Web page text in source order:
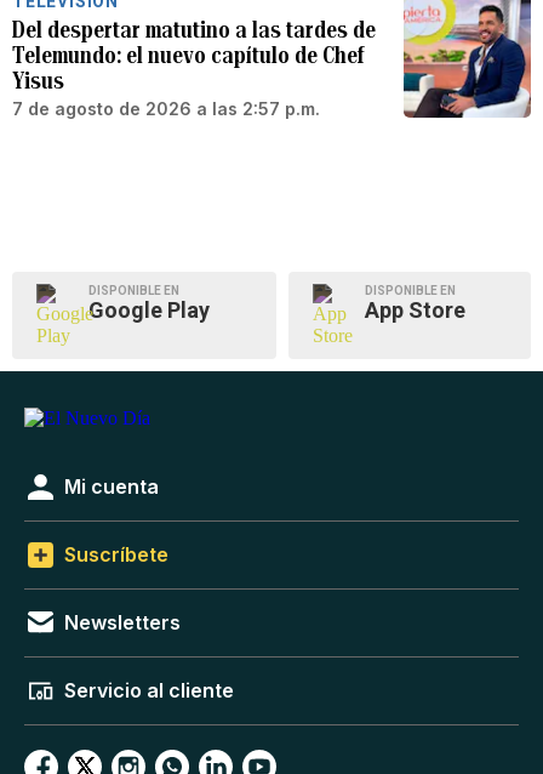
Del despertar matutino a las tardes de
Telemundo: el nuevo capítulo de Chef
Yisus
7 de agosto de 2026 a las 2:57 p.m.
DISPONIBLE EN
Google Play
DISPONIBLE EN
App Store
Mi cuenta
Suscríbete
Newsletters
Servicio al cliente